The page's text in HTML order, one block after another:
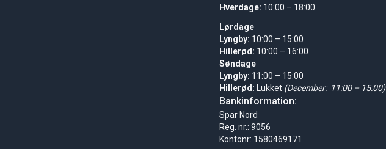
Hverdage: 10:00 – 18:00
Lørdage
Lyngby: 10:00 – 15:00
Hillerød: 10:00 – 16:00
Søndage
Lyngby: 11:00 – 15:00
Hillerød: Lukket (December: 11:00 – 15:00)
Bankinformation:
Spar Nord
Reg. nr.: 9056
Kontonr: 1580469171